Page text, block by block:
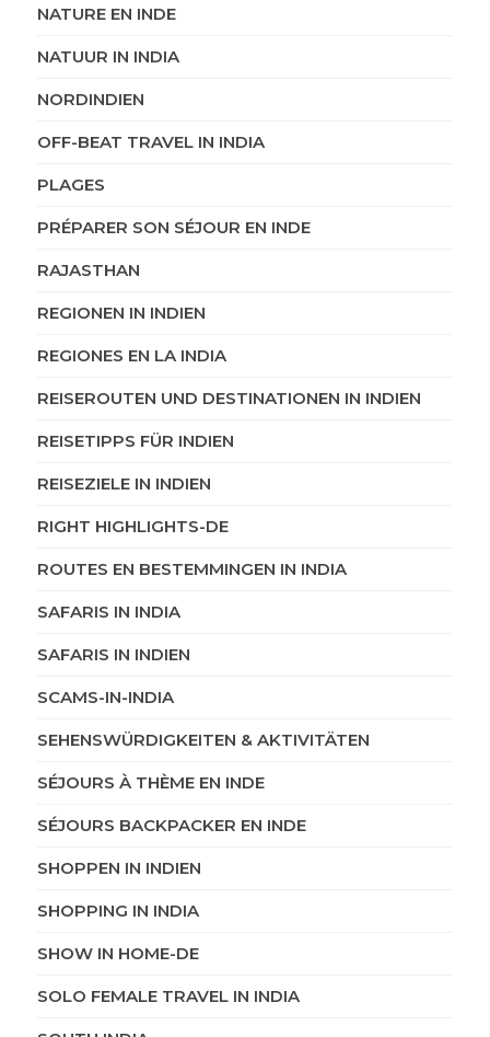
NATURE EN INDE
NATUUR IN INDIA
NORDINDIEN
OFF-BEAT TRAVEL IN INDIA
PLAGES
PRÉPARER SON SÉJOUR EN INDE
RAJASTHAN
REGIONEN IN INDIEN
REGIONES EN LA INDIA
REISEROUTEN UND DESTINATIONEN IN INDIEN
REISETIPPS FÜR INDIEN
REISEZIELE IN INDIEN
RIGHT HIGHLIGHTS-DE
ROUTES EN BESTEMMINGEN IN INDIA
SAFARIS IN INDIA
SAFARIS IN INDIEN
SCAMS-IN-INDIA
SEHENSWÜRDIGKEITEN & AKTIVITÄTEN
SÉJOURS À THÈME EN INDE
SÉJOURS BACKPACKER EN INDE
SHOPPEN IN INDIEN
SHOPPING IN INDIA
SHOW IN HOME-DE
SOLO FEMALE TRAVEL IN INDIA